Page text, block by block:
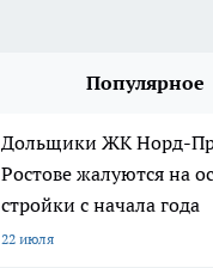
Популярное
Дольщики ЖК Норд-
Ростове жалуются на
стройки с начала года
22 июля